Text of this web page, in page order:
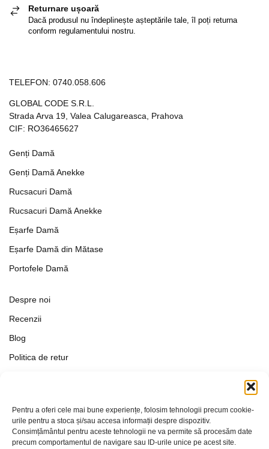
Pentru a oferi cele mai bune experiențe, folosim tehnologii precum cookie-
urile pentru a stoca și/sau accesa informații despre dispozitiv.
Consimțământul pentru aceste tehnologii ne va permite să procesăm date
precum comportamentul de navigare sau ID-urile unice pe acest site.
Returnare ușoară
Dacă produsul nu îndeplinește așteptările tale, îl poți returna
conform regulamentului nostru.
TELEFON: 0740.058.606
GLOBAL CODE S.R.L.
Strada Arva 19, Valea Calugareasca, Prahova
CIF: RO36465627
Genți Damă
Genți Damă Anekke
Rucsacuri Damă
Rucsacuri Damă Anekke
Eșarfe Damă
Eșarfe Damă din Mătase
Portofele Damă
Despre noi
Recenzii
Blog
Politica de retur
Politica de Confidențialitate
Politica de cookies